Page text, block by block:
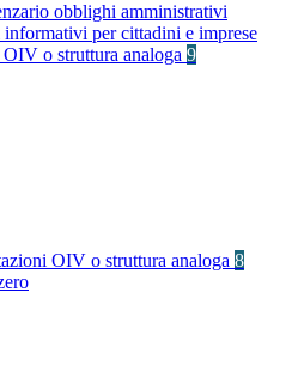
obblighi amministrativi
informativi per cittadini e imprese
o struttura analoga 9
OIV o struttura analoga 8